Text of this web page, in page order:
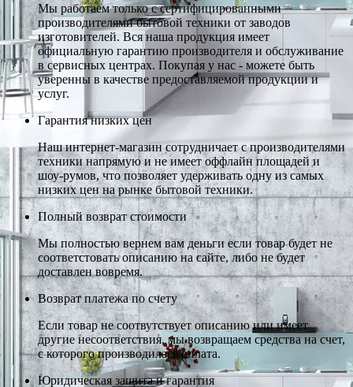
Мы работаем только с сертифицированными
производителями бытовой техники от заводов
изготовителей. Вся наша продукция имеет
официальную гарантию производителя и обслуживание
в сервисных центрах. Покупая у нас - можете быть
уверенны в качестве предоставляемой продукции и
услуг.
Гарантия низких цен
Наш интернет-магазин сотрудничает с производителями
техники напрямую и не имеет оффлайн площадей и
шоу-румов, что позволяет удерживать одну из самых
низких цен на рынке бытовой техники.
Полный возврат стоимости
Мы полностью вернем вам деньги если товар будет не
соответстовать описанию на сайте, либо не будет
доставлен вовремя.
Возврат платежа по счету
Если товар не соотвутствует описанию или имеет
другие несоответствия, мы возвращаем средства на счет,
с которого производилась оплата.
Юридическая защита и гарантия